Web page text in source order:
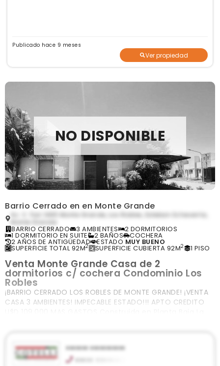
Publicado hace 9 meses
Ver propiedad
NO DISPONIBLE
Barrio Cerrado en en Monte Grande
Av. V. Fair 1495 Monte Grande, Los Robles, Esteban Echeverría,
BARRIO CERRADO 3 AMBIENTES 2 DORMITORIOS
1 DORMITORIO EN SUITE 2 BAÑOS COCHERA
2 AÑOS DE ANTIGÜEDAD ESTADO MUY BUENO
SUPERFICIE TOTAL 92M2 SUPERFICIE CUBIERTA 92M2 1 PISO
Venta Monte Grande Casa de 2
dormitorios c/ cochera Condominio Los
Robles
¡BARRIO CERRADO LOS ROBLES DE MONTE GRANDE! ¡VENTA
CASA 3 AMBIENTES! IMPECABLE ESTADO!!! APTO CREDITO
xxxxxxx xxxxxxxxxxx
xxxxx xxxxxxxxx